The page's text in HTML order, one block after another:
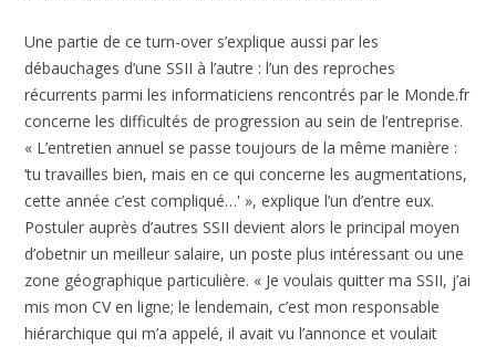
Une partie de ce turn-over s’explique aussi par les
débauchages d’une SSII à l’autre : l’un des reproches
récurrents parmi les informaticiens rencontrés par le Monde.fr
concerne les difficultés de progression au sein de l’entreprise.
« L’entretien annuel se passe toujours de la même manière :
‘tu travailles bien, mais en ce qui concerne les augmentations,
cette année c’est compliqué…' », explique l’un d’entre eux.
Postuler auprès d’autres SSII devient alors le principal moyen
d’obetnir un meilleur salaire, un poste plus intéressant ou une
zone géographique particulière. « Je voulais quitter ma SSII, j’ai
mis mon CV en ligne; le lendemain, c’est mon responsable
hiérarchique qui m’a appelé, il avait vu l’annonce et voulait